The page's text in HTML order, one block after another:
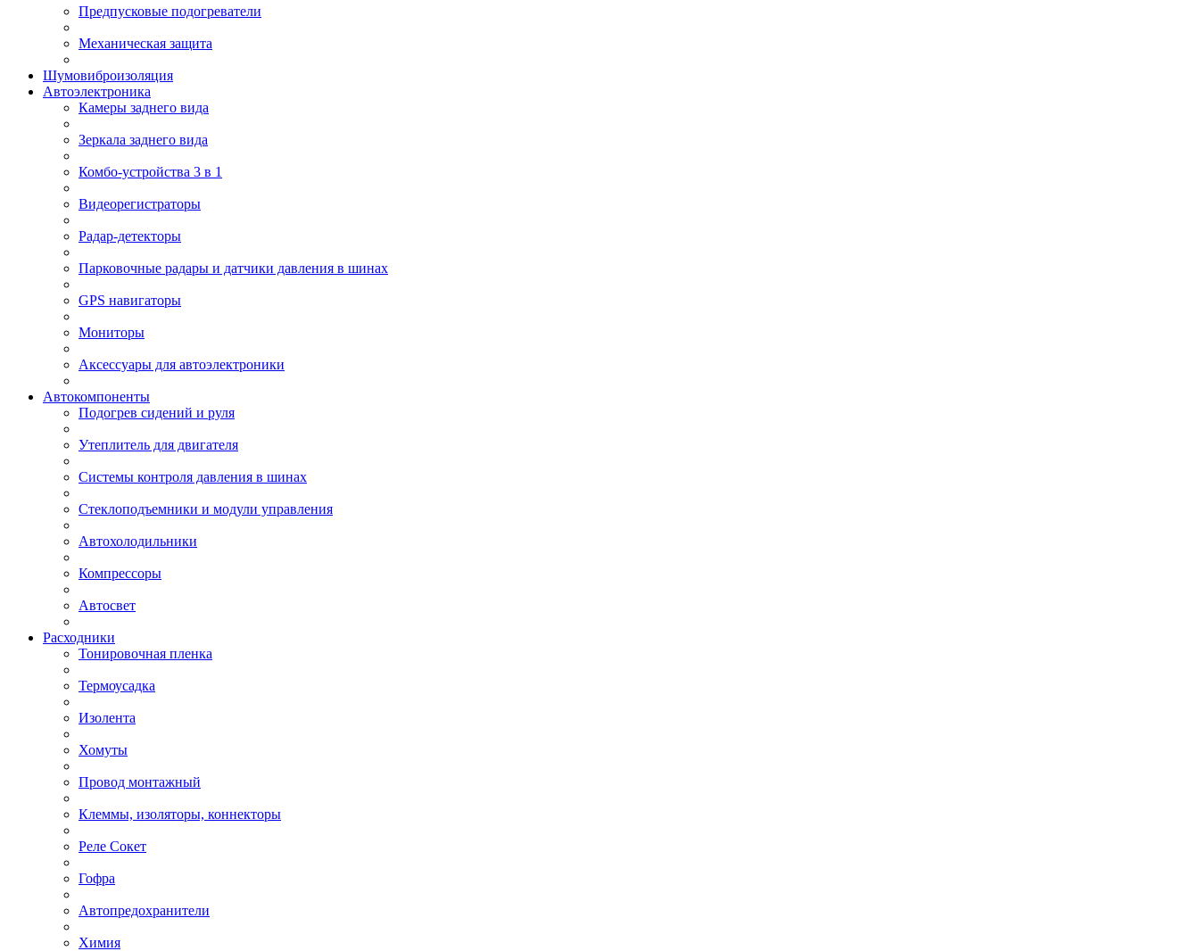
Предпусковые подогреватели
Механическая защита
Шумовиброизоляция
Автоэлектроника
Камеры заднего вида
Зеркала заднего вида
Комбо-устройства 3 в 1
Видеорегистраторы
Радар-детекторы
Парковочные радары и датчики давления в шинах
GPS навигаторы
Мониторы
Аксессуары для автоэлектроники
Автокомпоненты
Подогрев сидений и руля
Утеплитель для двигателя
Системы контроля давления в шинах
Стеклоподъемники и модули управления
Автохолодильники
Компрессоры
Автосвет
Расходники
Тонировочная пленка
Термоусадка
Изолента
Хомуты
Провод монтажный
Клеммы, изоляторы, коннекторы
Реле Сокет
Гофра
Автопредохранители
Химия